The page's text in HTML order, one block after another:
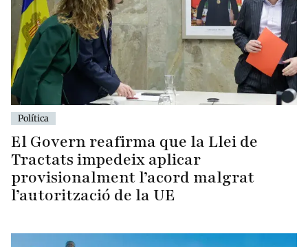
Política
El Govern reafirma que la Llei de
Tractats impedeix aplicar
provisionalment l’acord malgrat
l’autorització de la UE